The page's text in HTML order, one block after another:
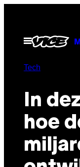
Open
menu
Tech
In
hoe